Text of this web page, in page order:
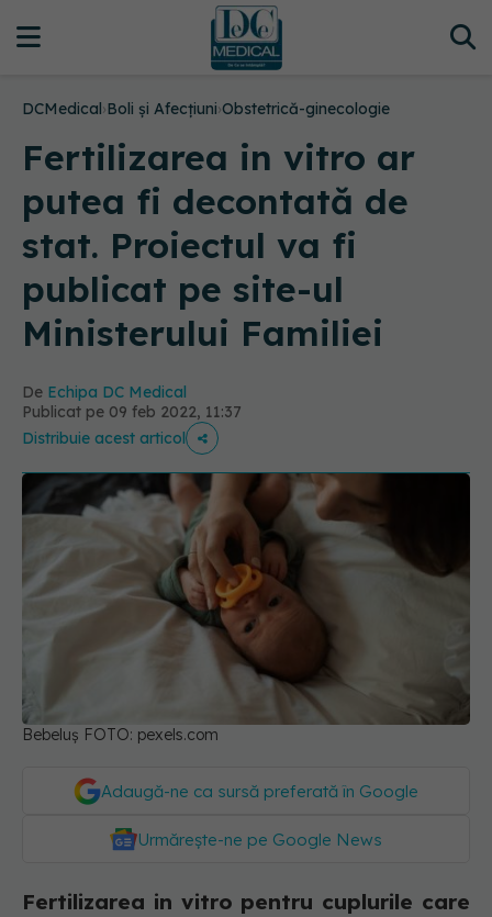
DCMedical›Boli și Afecțiuni›Obstetrică-ginecologie
Fertilizarea in vitro ar
putea fi decontată de
stat. Proiectul va fi
publicat pe site-ul
Ministerului Familiei
De Echipa DC Medical
Publicat pe 09 feb 2022, 11:37
Distribuie acest articol
Bebeluș FOTO: pexels.com
Adaugă-ne ca sursă preferată în Google
Urmărește-ne pe Google News
Fertilizarea in vitro pentru cuplurile care